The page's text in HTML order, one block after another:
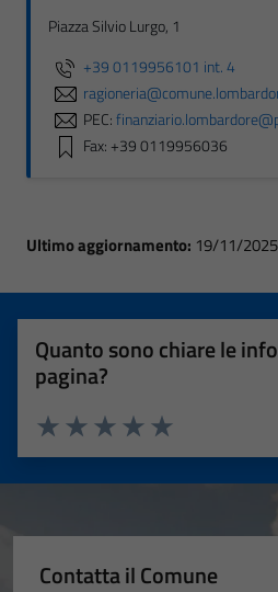
Piazza Silvio Lurgo, 1
+39 0119956101 int. 4
PEC:
Fax: +39 0119956036
Ultimo aggiornamento: 19/11/
Quanto sono chiare le
pagina?
Valuta 5 stelle
Valuta 4 stelle su 5
Valuta 3 stelle su 5
Valuta 2 stelle su 5
Valuta 1 stelle su 5
Contatta il Comune